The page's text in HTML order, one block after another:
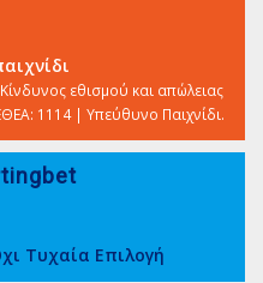
εθισμού και απώλειας
1114 | Υπεύθυνο Παιχνίδι.
Τυχαία Επιλογή